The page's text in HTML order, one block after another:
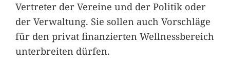
Vertreter der Vereine und der Politik oder
der Verwaltung. Sie sollen auch Vorschläge
für den privat finanzierten Wellnessbereich
unterbreiten dürfen.